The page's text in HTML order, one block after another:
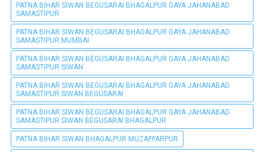
PATNA BIHAR SIWAN BEGUSARAI BHAGALPUR GAYA JAHANABAD
SAMASTIPUR
PATNA BIHAR SIWAN BEGUSARAI BHAGALPUR GAYA JAHANABAD
SAMASTIPUR MUMBAI
PATNA BIHAR SIWAN BEGUSARAI BHAGALPUR GAYA JAHANABAD
SAMASTIPUR SIWAN
PATNA BIHAR SIWAN BEGUSARAI BHAGALPUR GAYA JAHANABAD
SAMASTIPUR SIWAN BEGUSARAI
PATNA BIHAR SIWAN BEGUSARAI BHAGALPUR GAYA JAHANABAD
SAMASTIPUR SIWAN BEGUSARAI BHAGALPUR
PATNA BIHAR SIWAN BHAGALPUR MUZAFFARPUR